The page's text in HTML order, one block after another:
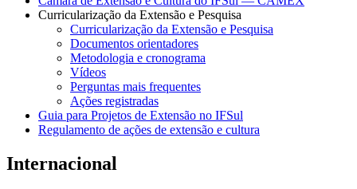
Curricularização da Extensão e Pesquisa
Curricularização da Extensão e Pesquisa
Documentos orientadores
Metodologia e cronograma
Vídeos
Perguntas mais frequentes
Ações registradas
Guia para Projetos de Extensão no IFSul
Regulamento de ações de extensão e cultura
Internacional